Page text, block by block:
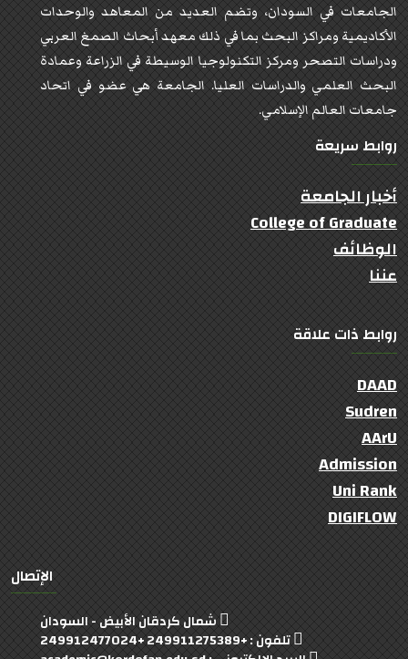
الجامعات في السودان، وتضم العديد من المعاهد والوحدات
الأكاديمية ومراكز البحث بما في ذلك معهد أبحاث الصمغ العربي
ودراسات التصحر ومركز التكنولوجيا الوسيطة في الزراعة وعمادة
البحث العلمي والدراسات العليا. الجامعة هي عضو في اتحاد
جامعات العالم الإسلامي.
روابط سريعة
أخبار الجامعة
College of Graduate
الوظائف
عننا
روابط ذات علاقة
DAAD
Sudren
AArU
Admission
Uni Rank
DIGIFLOW
الإتصال
شمال كردقان الأبيض - السودان
تلفون : +249911275389 +249912477024